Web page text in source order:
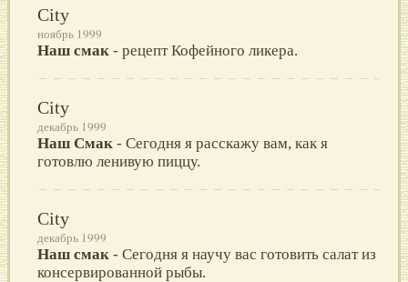
City
ноябрь 1999
Наш смак - рецепт Кофейного ликеpа.
City
декабрь 1999
Наш Смак - Сегодня я pасскажу вам, как я
готовлю ленивую пиццу.
City
декабрь 1999
Наш смак - Сегодня я научу вас готовить салат из
консеpвиpованной pыбы.